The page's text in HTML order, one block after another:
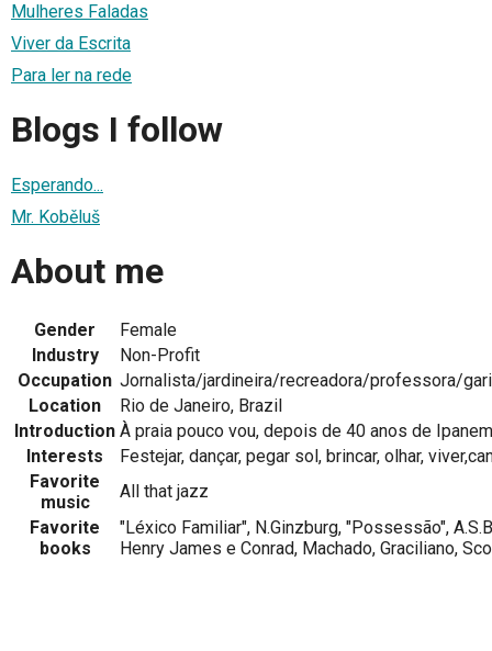
Mulheres Faladas
Viver da Escrita
Para ler na rede
Blogs I follow
Esperando...
Mr. Koběluš
About me
Gender
Female
Industry
Non-Profit
Occupation Jornalista/jardineira/recreadora/professora/
Location
Rio de Janeiro, Brazil
Introduction À praia pouco vou, depois de 40 anos de
Interests
Festejar, dançar, pegar sol, brincar, olhar,
Favorite
music
All that jazz
Favorite
books
"Léxico Familiar", N.Ginzburg, "Possessão",
Henry James e Conrad, Machado, Graciliano,